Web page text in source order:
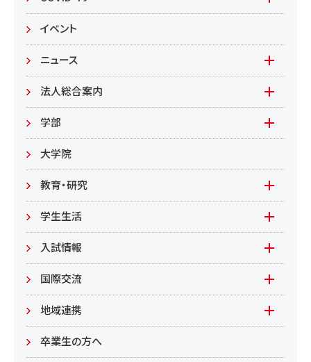
本学の対応
在学生の皆様へ
来学される皆様へ
イベント
ニュース
報道資料
基本情報
法人総合案内
入札情報
教職員募集
教職員募集（教員）
学部
文学部
日文
英米
環境資源
居住環境
食健康
大学院
教育・研究
教育
地域連携型学生研究(旧学生GP)
もやいすと育成プログラム
学生生活
在学生の方へ
入試情報
入試情報(学部)
入試情報(大学院)
国際交流
Global Lounge
地域連携
公開講座
卒業生の方へ